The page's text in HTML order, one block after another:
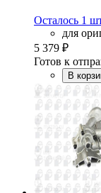
Осталось 1
для
5 379 ₽
Готов к
В